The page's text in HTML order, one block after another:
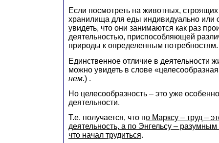
Если посмотреть на животных,
хранилища для еды индивидуально или
увидеть, что они занимаются как раз
деятельностью, приспособляющей
природы к определенным потребностям.
Единственное отличие в деятельности
можно увидеть в слове
нем.) .
Но целесообразность – это уже
деятельности.
Т.е. получается, что по Марксу – труд –
деятельность, а по Энгельсу – разумным
что начал трудиться.